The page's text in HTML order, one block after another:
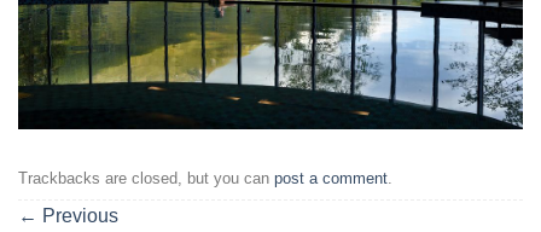
Trackbacks are closed, but you can post a comment
← Previous